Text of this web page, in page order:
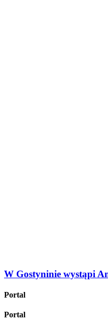
W Gostyninie wystąpi
Portal
Portal